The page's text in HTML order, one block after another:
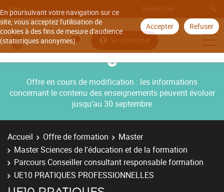
En poursuivant votre navigation sur ce
site, vous acceptez l'utilisation de
cookies à des fins de mesure d'audience
(statistiques anonymes).
Accepter Refuser
Aller à
Se connecter
Offre en cours de modification : les informations
concernant le contenu des enseignements peuvent évoluer
jusqu’au 30 septembre
Accueil Offre de formation
Master
Master Sciences de l'éducation et de la formation
Parcours Conseiller consultant responsable formation
UE10 PRATIQUES PROFESSIONNELLES